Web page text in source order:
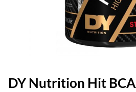
DY Nutrition Hit